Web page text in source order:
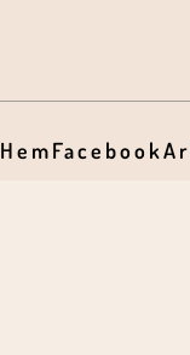
HemFacebook